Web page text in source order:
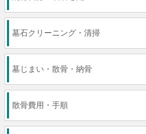
墓石クリーニング・清掃
墓じまい・散骨・納骨
散骨費用・手順